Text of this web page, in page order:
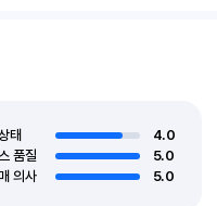
태
4.0
품질
5.0
의사
5.0